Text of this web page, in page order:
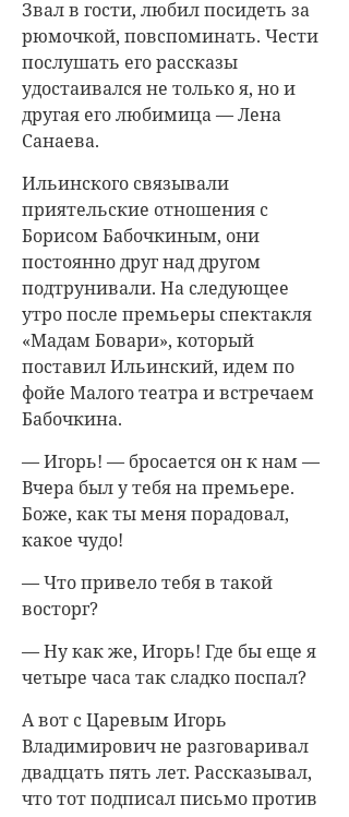
Звал в гости, любил посидеть за
рюмочкой, повспоминать. Чести
послушать его рассказы
удостаивался не только я, но и
другая его любимица —Лена
Санаева.
Ильинского связывали
приятельские отношения с
Борисом Бабочкиным, они
постоянно друг над другом
подтрунивали. На следующее
утро после премьеры спектакля
«Мадам Бовари», который
поставил Ильинский, идем по
фойе Малого театра и встречаем
Бабочкина.
— Игорь! — бросается он к нам —
Вчера был у тебя на премьере.
Боже, как ты меня порадовал,
какое чудо!
— Что привело тебя в такой
восторг?
— Ну как же, Игорь! Где бы еще я
четыре часа так сладко поспал?
А вот с Царевым Игорь
Владимирович не разговаривал
двадцать пять лет. Рассказывал,
что тот подписал письмо против